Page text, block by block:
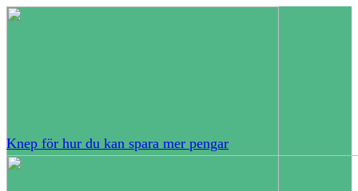
Knep för hur du kan spara mer pengar